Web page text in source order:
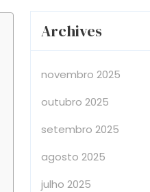
Archives
novembro 2025
outubro 2025
setembro 2025
agosto 2025
julho 2025